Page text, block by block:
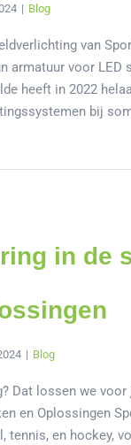
| Blog
van
armatuur voor
heeft in 2022
bij
in de
| Blog
Dat lossen we
en Oplossingen
tennis, en hockey,